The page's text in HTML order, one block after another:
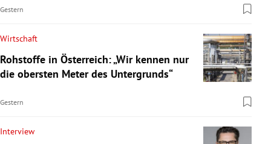
Gestern
Wirtschaft
Rohstoffe in Österreich: „Wir kennen nur
die obersten Meter des Untergrunds“
Gestern
Interview